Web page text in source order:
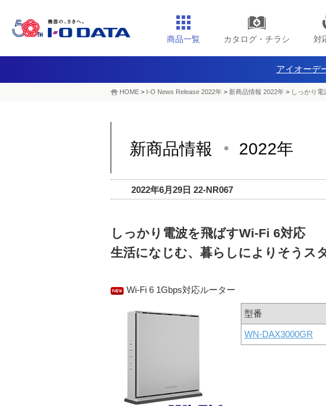
商品一覧 カタログ・チラシ 対
アイオーデ
HOME > I-O News Release 2022年 > 新商品情報 2022年 > しっかり
新商品情報 2022年
2022年6月29日 22-NR067
しっかり電波を飛ばすWi-Fi 6対応
生活になじむ、暮らしによりそうス
Wi-Fi 6 1Gbps対応ルーター
型番
WN-DAX3000GR